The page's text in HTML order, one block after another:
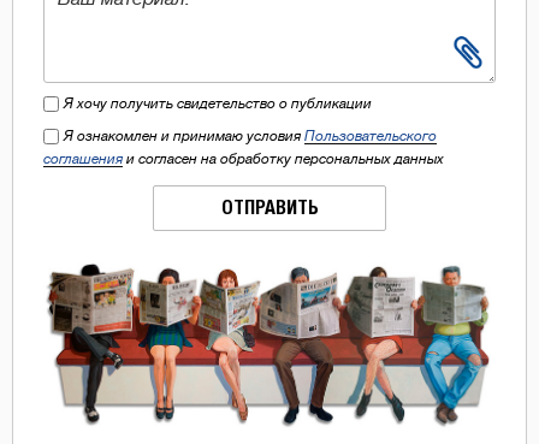
Я хочу получить свидетельство о публикации
Я ознакомлен и принимаю условия Пользовательского
соглашения и согласен на обработку персональных данных
ОТПРАВИТЬ